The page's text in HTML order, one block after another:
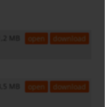
open download
3,5 MB open download